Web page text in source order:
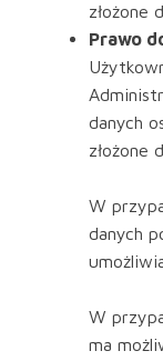
złożone
Prawo
danych
złożone
W
danych
W
ma